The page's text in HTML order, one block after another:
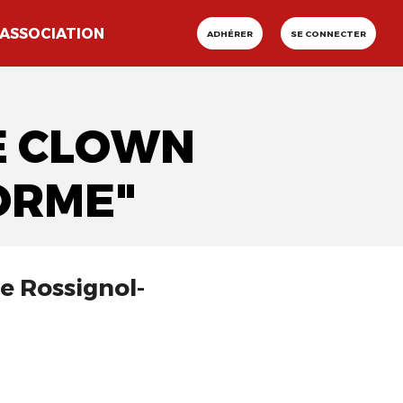
ASSOCIATION ADHÉRER SE CONNECTER
CLOWN
Rossignol-